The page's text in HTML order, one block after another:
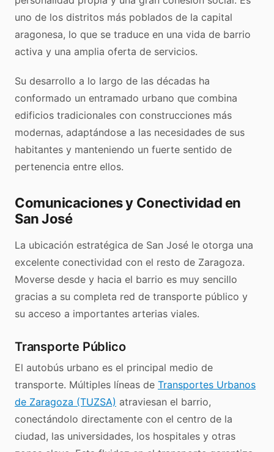
uno de los distritos más poblados de la capital
aragonesa, lo que se traduce en una vida de barrio
activa y una amplia oferta de servicios.
Su desarrollo a lo largo de las décadas ha
conformado un entramado urbano que combina
edificios tradicionales con construcciones más
modernas, adaptándose a las necesidades de sus
habitantes y manteniendo un fuerte sentido de
pertenencia entre ellos.
Comunicaciones y Conectividad en
San José
La ubicación estratégica de San José le otorga una
excelente conectividad con el resto de Zaragoza.
Moverse desde y hacia el barrio es muy sencillo
gracias a su completa red de transporte público y
su acceso a importantes arterias viales.
Transporte Público
El autobús urbano es el principal medio de
transporte. Múltiples líneas de Transportes Urbanos
de Zaragoza (TUZSA) atraviesan el barrio,
conectándolo directamente con el centro de la
ciudad, las universidades, los hospitales y otras